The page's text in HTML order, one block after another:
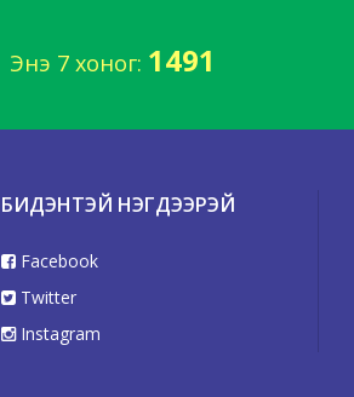
Энэ 7 хоног: 1491
БИДЭНТЭЙ НЭГДЭЭРЭЙ
Facebook
Twitter
Instagram